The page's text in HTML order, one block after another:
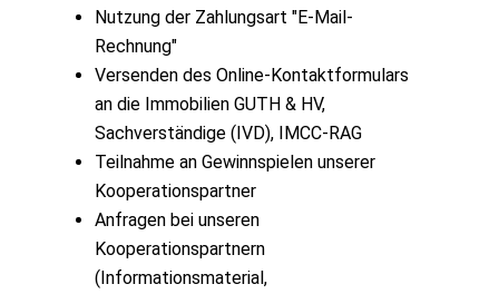
Nutzung der Zahlungsart "E-Mail-
Rechnung"
Versenden des Online-Kontaktformulars
an die Immobilien GUTH & HV,
Sachverständige (IVD), IMCC-RAG
Teilnahme an Gewinnspielen unserer
Kooperationspartner
Anfragen bei unseren
Kooperationspartnern
(Informationsmaterial,